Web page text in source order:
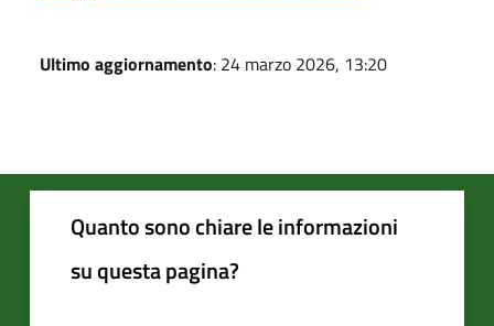
Ultimo aggiornamento: 24 marzo 2026, 13:20
Quanto sono chiare le informazioni
su questa pagina?